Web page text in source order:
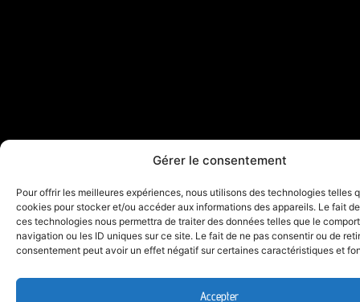
Gérer le consentement
Pour offrir les meilleures expériences, nous utilisons des technologies telles
cookies pour stocker et/ou accéder aux informations des appareils. Le fait
ces technologies nous permettra de traiter des données telles que le
navigation ou les ID uniques sur ce site. Le fait de ne pas consentir ou de
consentement peut avoir un effet négatif sur certaines caractéristiques et
Accepter